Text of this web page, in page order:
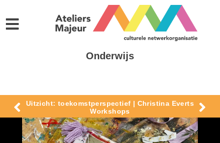
Onderwijs
Uitzicht: toekomstperspectief | Christina Everts
Workshops